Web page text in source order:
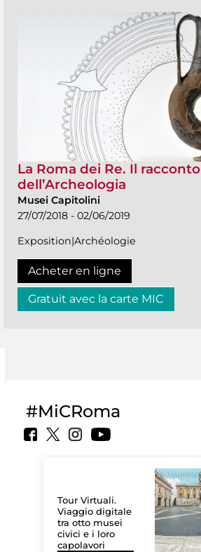
La Roma dei Re. Il racconto
dell’Archeologia
Musei Capitolini
27/07/2018 - 02/06/2019
Exposition|Archéologie
Acheter en ligne
Gratuit avec la carte MIC
#MiCRoma
Tour Virtuali.
Viaggio digitale
tra otto musei
civici e i loro
capolavori